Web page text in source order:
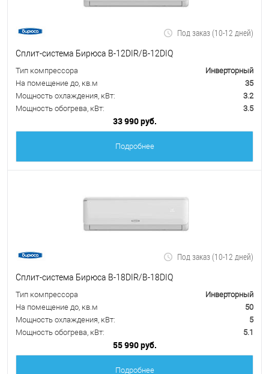
Под заказ (10-12 дней)
Сплит-система Бирюса B-12DIR/B-12DIQ
Тип компрессора
Инверторный
На помещение до, кв.м
35
Мощность охлаждения, кВт:
3.2
Мощность обогрева, кВт:
3.5
33 990 руб.
Подробнее
Под заказ (10-12 дней)
Сплит-система Бирюса B-18DIR/B-18DIQ
Тип компрессора
Инверторный
На помещение до, кв.м
50
Мощность охлаждения, кВт:
5
Мощность обогрева, кВт:
5.1
55 990 руб.
Подробнее